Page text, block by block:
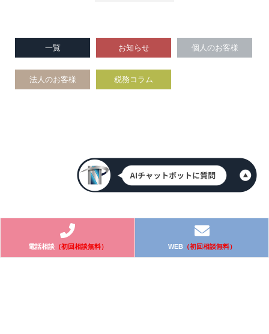
一覧 お知らせ 個人のお客様
法人のお客様 税務コラム
電話相談（初回相談無料） WEB（初回相談無料）